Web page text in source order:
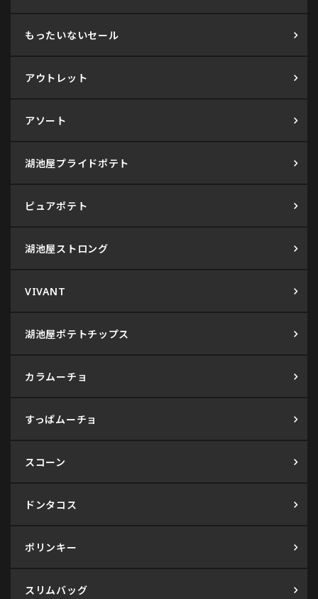
もったいないセール
アウトレット
アソート
湖池屋プライドポテト
ピュアポテト
湖池屋ストロング
VIVANT
湖池屋ポテトチップス
カラムーチョ
すっぱムーチョ
スコーン
ドンタコス
ポリンキー
スリムバッグ